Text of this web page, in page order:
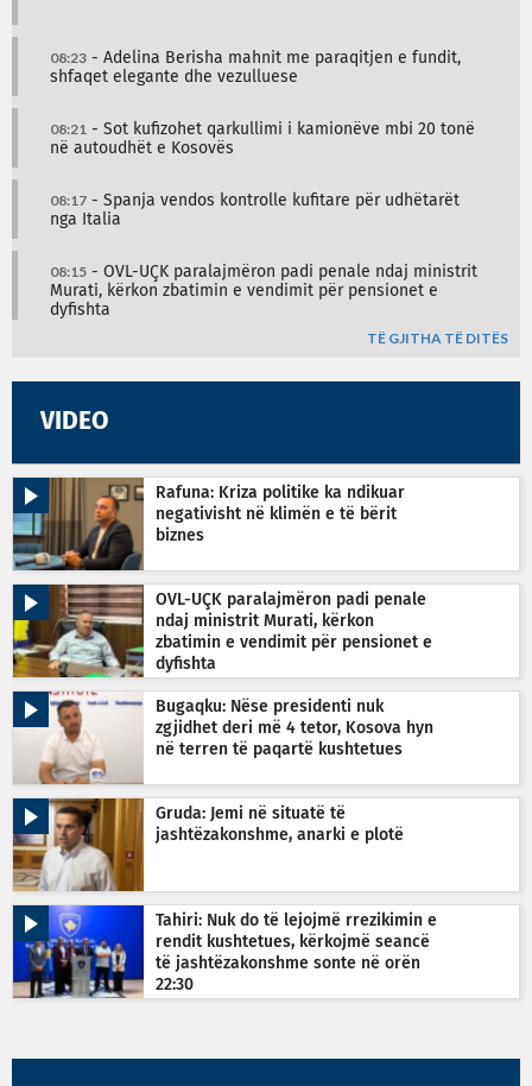
08:23 - Adelina Berisha mahnit me paraqitjen e fundit,
shfaqet elegante dhe vezulluese
08:21 - Sot kufizohet qarkullimi i kamionëve mbi 20 tonë
në autoudhët e Kosovës
08:17 - Spanja vendos kontrolle kufitare për udhëtarët
nga Italia
08:15 - OVL-UÇK paralajmëron padi penale ndaj ministrit
Murati, kërkon zbatimin e vendimit për pensionet e
dyfishta
TË GJITHA TË DITËS
VIDEO
Rafuna: Kriza politike ka ndikuar
negativisht në klimën e të bërit
biznes
OVL-UÇK paralajmëron padi penale
ndaj ministrit Murati, kërkon
zbatimin e vendimit për pensionet e
dyfishta
Bugaqku: Nëse presidenti nuk
zgjidhet deri më 4 tetor, Kosova hyn
në terren të paqartë kushtetues
Gruda: Jemi në situatë të
jashtëzakonshme, anarki e plotë
Tahiri: Nuk do të lejojmë rrezikimin e
rendit kushtetues, kërkojmë seancë
të jashtëzakonshme sonte në orën
22:30